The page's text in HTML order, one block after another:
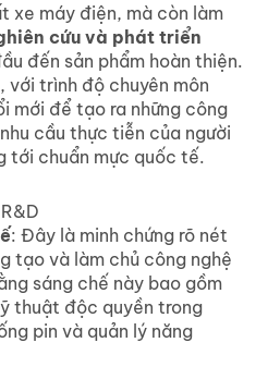
xe máy điện, mà còn làm
cứu và phát triển
đến sản phẩm hoàn thiện.
với trình độ chuyên môn
mới để tạo ra những công
cầu thực tiễn của người
tới chuẩn mực quốc tế.
: Đây là minh chứng rõ nét
tạo và làm chủ công nghệ
sáng chế này bao gồm
thuật độc quyền trong
pin và quản lý năng